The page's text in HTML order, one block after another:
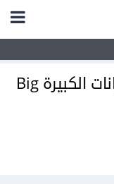
كيفية البحث في البيانات الكبيرة Big